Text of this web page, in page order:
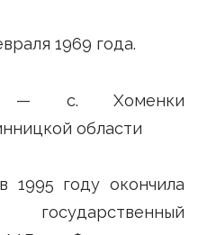
1969 года.
— с. Хоменки
области
1995 году окончила